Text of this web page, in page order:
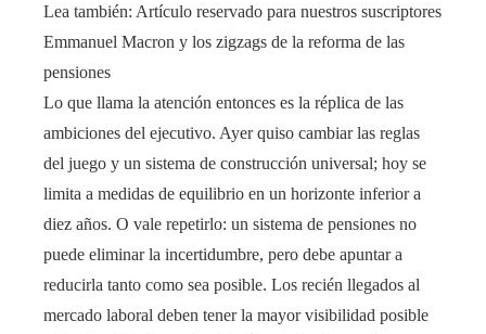
Lea también: Artículo reservado para nuestros suscriptores
Emmanuel Macron y los zigzags de la reforma de las
pensiones
Lo que llama la atención entonces es la réplica de las
ambiciones del ejecutivo. Ayer quiso cambiar las reglas
del juego y un sistema de construcción universal; hoy se
limita a medidas de equilibrio en un horizonte inferior a
diez años. O vale repetirlo: un sistema de pensiones no
puede eliminar la incertidumbre, pero debe apuntar a
reducirla tanto como sea posible. Los recién llegados al
mercado laboral deben tener la mayor visibilidad posible